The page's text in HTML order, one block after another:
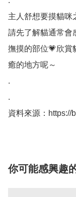
主人舒想要摸貓咪
請先了解貓通常會
撫摸的部位💗欣賞
癒的地方呢～
.
.
資料來源：https://
你可能感興趣